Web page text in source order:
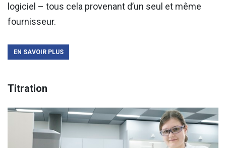
logiciel – tous cela provenant d’un seul et même
fournisseur.
EN SAVOIR PLUS
Titration